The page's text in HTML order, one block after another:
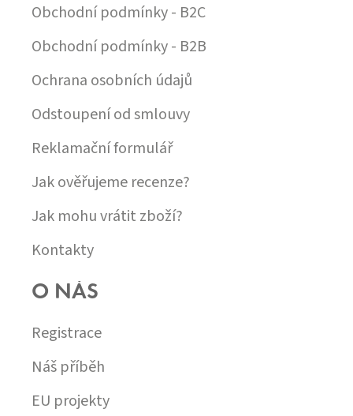
Obchodní podmínky - B2C
Obchodní podmínky - B2B
Ochrana osobních údajů
Odstoupení od smlouvy
Reklamační formulář
Jak ověřujeme recenze?
Jak mohu vrátit zboží?
Kontakty
O NÁS
Registrace
Náš příběh
EU projekty